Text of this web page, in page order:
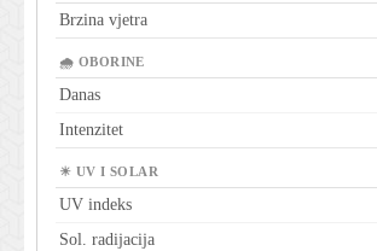
Brzina vjetra
🌧 OBORINE
Danas
Intenzitet
☀ UV I SOLAR
UV indeks
Sol. radijacija